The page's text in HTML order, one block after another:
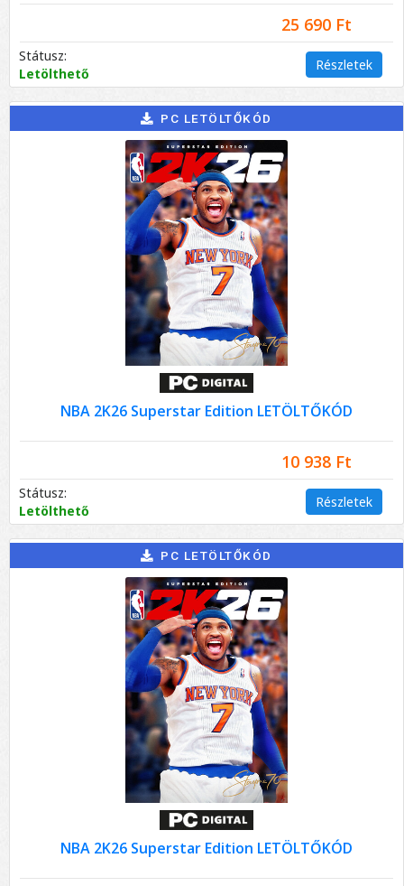
25 690 Ft
Státusz:
Letölthető
Részletek
PC LETÖLTŐKÓD
NBA 2K26 Superstar Edition LETÖLTŐKÓD
10 938 Ft
Státusz:
Letölthető
Részletek
PC LETÖLTŐKÓD
NBA 2K26 Superstar Edition LETÖLTŐKÓD